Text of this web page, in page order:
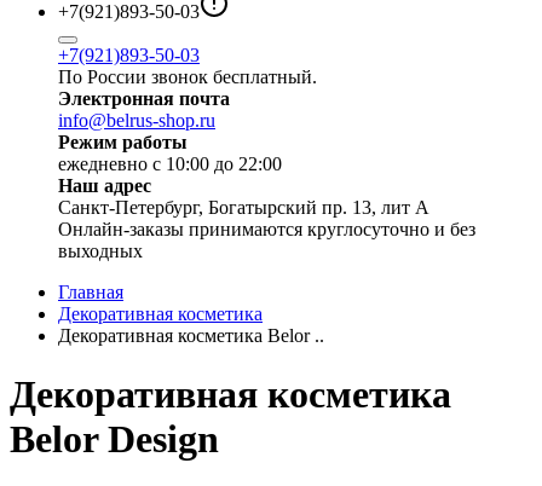
+7(921)893-50-03
+7(921)893-50-03
По России звонок бесплатный.
Электронная почта
info@belrus-shop.ru
Режим работы
ежедневно с 10:00 до 22:00
Наш адрес
Санкт-Петербург, Богатырский пр. 13, лит А
Онлайн-заказы принимаются круглосуточно и без
выходных
Главная
Декоративная косметика
Декоративная косметика Belor ..
Декоративная косметика
Belor Design